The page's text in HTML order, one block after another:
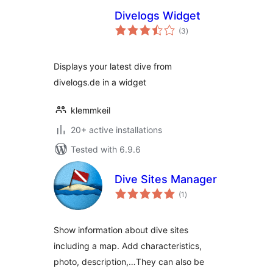
Divelogs Widget
(3total
ratings
)
Displays your latest dive from
divelogs.de in a widget
klemmkeil
20+ active installations
Tested with 6.9.6
Dive Sites Manager
(1 total
ratings
)
Show information about dive sites
including a map. Add characteristics,
photo, description,…They can also be